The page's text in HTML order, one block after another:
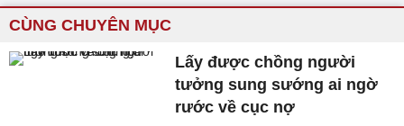
CÙNG CHUYÊN MỤC
Lấy được chồng người
tưởng sung sướng ai ngờ
rước về cục nợ